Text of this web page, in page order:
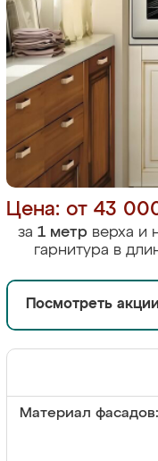
Цена: от 43
за 1 метр верха и
гарнитура в
Посмотреть
Материал фасадов: